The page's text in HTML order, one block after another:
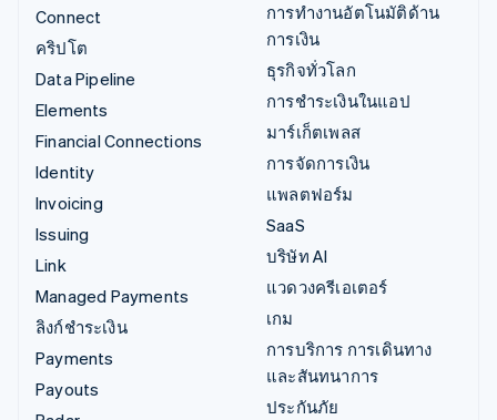
Connect
คริปโต
Data Pipeline
Elements
Financial Connections
Identity
Invoicing
Issuing
Link
Managed Payments
ลิงก์ชำระเงิน
Payments
Payouts
การทำงานอัตโนมัติด้าน
การเงิน
ธุรกิจทั่วโลก
การชำระเงินในแอป
มาร์เก็ตเพลส
การจัดการเงิน
แพลตฟอร์ม
SaaS
บริษัท AI
แวดวงครีเอเตอร์
เกม
การบริการ การเดินทาง
และสันทนาการ
ประกันภัย